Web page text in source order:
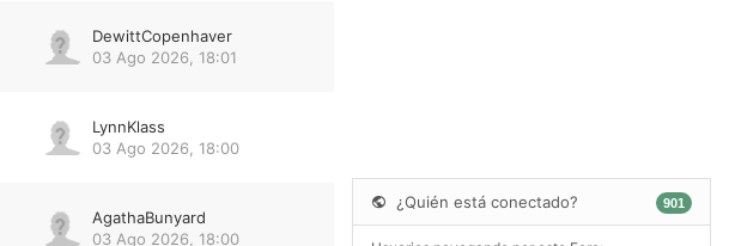
DewittCopenhaver
03 Ago 2026, 18:01
LynnKlass
03 Ago 2026, 18:00
AgathaBunyard
03 Ago 2026, 18:00
¿Quién está conectado? 901